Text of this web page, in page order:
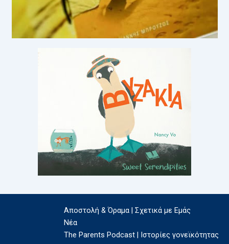
Αποστολή & Όραμα | Σχετικά με Εμάς
Νέα
The Parents Podcast | Ιστορίες γονεϊκότητας